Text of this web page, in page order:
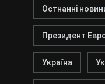
Остнанні
Президент
Україна